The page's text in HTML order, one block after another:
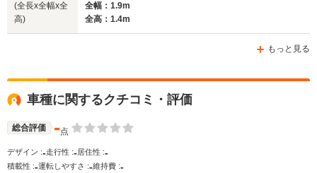
(全長x全幅x全
高)
全幅：1.9m
全高：1.4m
もっと見る
車種に関するクチコミ・評価
総合評価 -点
デザイン :-走行性 :- 居住性 :-
積載性 :-運転しやすさ :-維持費 :-